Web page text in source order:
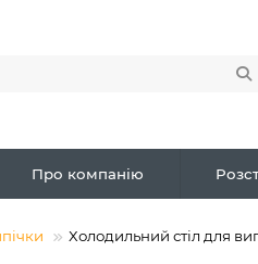
Про компанію
Холодильний стіл для